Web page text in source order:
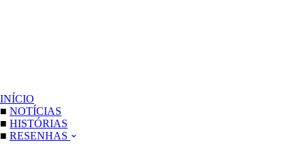
INÍCIO
■ NOTÍCIAS
■ HISTÓRIAS
■ RESENHAS